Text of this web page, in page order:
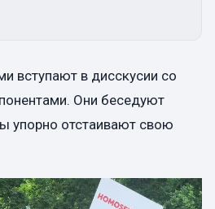
вступают в дисскусии со
Они беседуют
упорно отстаивают свою